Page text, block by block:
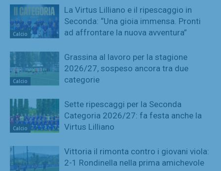
Calcio
La Virtus Lilliano e il ripescaggio in
Seconda: “Una gioia immensa. Pronti
ad affrontare la nuova avventura”
Calcio
Grassina al lavoro per la stagione
2026/27, sospeso ancora tra due
categorie
Calcio
Sette ripescaggi per la Seconda
Categoria 2026/27: fa festa anche la
Virtus Lilliano
Vittoria il rimonta contro i giovani viola:
2-1 Rondinella nella prima amichevole